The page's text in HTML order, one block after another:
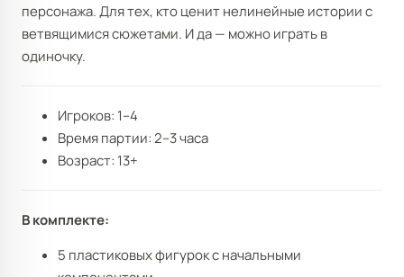
персонажа. Для тех, кто ценит нелинейные истории с
ветвящимися сюжетами. И да — можно играть в
одиночку.
Игроков: 1–4
Время партии: 2–3 часа
Возраст: 13+
В комплекте:
5 пластиковых фигурок с начальными